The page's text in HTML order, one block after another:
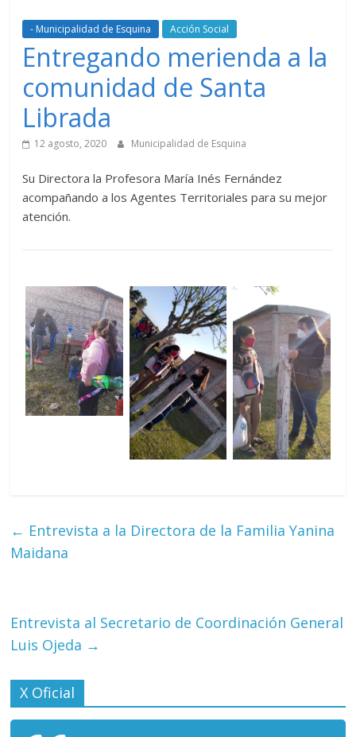
- Municipalidad de Esquina Acción Social
Entregando merienda a la
comunidad de Santa
Librada
12 agosto, 2020 Municipalidad de Esquina
Su Directora la Profesora María Inés Fernández
acompañando a los Agentes Territoriales para su mejor
atención.
← Entrevista a la Directora de la Familia Yanina
Maidana
Entrevista al Secretario de Coordinación General
Luis Ojeda →
X Oficial